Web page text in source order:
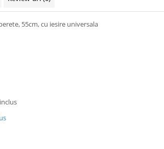
55cm, cu iesire universala